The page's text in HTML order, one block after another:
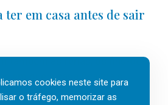
ter em casa antes de sair
também as férias, os fins-de-
em que a casa fica mais
cookies neste site para
o tráfego, memorizar as